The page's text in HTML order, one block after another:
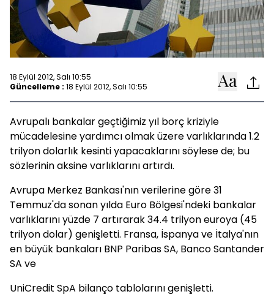
18 Eylül 2012, Salı 10:55
Güncelleme : 18 Eylül 2012, Salı 10:55
Avrupalı bankalar geçtiğimiz yıl borç kriziyle
mücadelesine yardımcı olmak üzere varlıklarında 1.2
trilyon dolarlık kesinti yapacaklarını söylese de; bu
sözlerinin aksine varlıklarını artırdı.
Avrupa Merkez Bankası'nın verilerine göre 31
Temmuz'da sonan yılda Euro Bölgesi'ndeki bankalar
varlıklarını yüzde 7 artırarak 34.4 trilyon euroya (45
trilyon dolar) genişletti. Fransa, İspanya ve İtalya'nın
en büyük bankaları BNP Paribas SA, Banco Santander
SA ve
UniCredit SpA bilanço tablolarını genişletti.